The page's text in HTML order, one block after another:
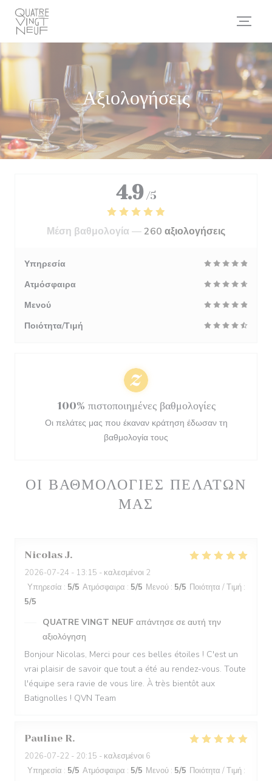
Πίνακας διαχείρισης "Μπισκότων" (Cookies)
Αξιολογήσεις
ΟΙ ΒΑΘΜΟΛΟΓΊΕΣ ΠΕΛΑΤΏΝ
ΜΑΣ
Nicolas J
2026-07-24 - 13:15 - καλεσμένοι 2
Υπηρεσία : 5/5 Ατμόσφαιρα : 5/5 Μενού : 5/5 Ποιότητα / Τιμή :
5/5
QUATRE VINGT NEUF απάντησε σε αυτή την
αξιολόγηση
Bonjour Nicolas, Merci pour ces belles étoiles ! C'est un
vrai plaisir de savoir que tout a été au rendez-vous. Toute
l'équipe sera ravie de vous lire. À très bientôt aux
Batignolles ! QVN Team
Pauline R
2026-07-22 - 20:15 - καλεσμένοι 6
Υπηρεσία : 5/5 Ατμόσφαιρα : 5/5 Μενού : 5/5 Ποιότητα / Τιμή :
4.9 /5
Μέση βαθμολογία —260 αξιολογήσεις
Υπηρεσία
Ατμόσφαιρα
Μενού
Ποιότητα/Τιμή
100% πιστοποιημένες βαθμολογίες
Οι πελάτες μας που έκαναν κράτηση έδωσαν τη
βαθμολογία τους